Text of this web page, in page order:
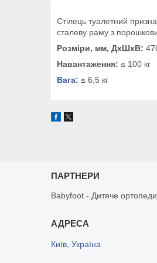
Стілець туалетний
сталеву раму з
Розміри, мм, ДхШхВ:
Навантаження: ≤ 100 кг
Вага: ≤ 6,5 кг
ПАРТНЕРИ
Babyfoot - Дитяче
Київ, Україна